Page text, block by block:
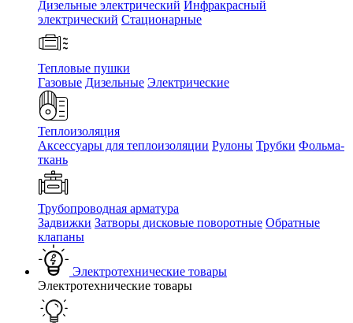
Дизельные электрический Инфракрасный
электрический Стационарные
Тепловые пушки
Газовые Дизельные Электрические
Теплоизоляция
Аксессуары для теплоизоляции Рулоны Трубки Фольма-
ткань
Трубопроводная арматура
Задвижки Затворы дисковые поворотные Обратные
клапаны
Электротехнические товары
Электротехнические товары